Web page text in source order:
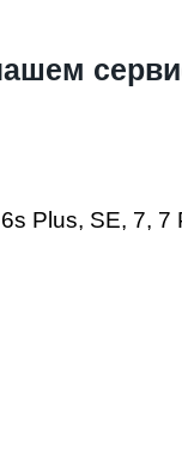
Plus, SE, 7, 7